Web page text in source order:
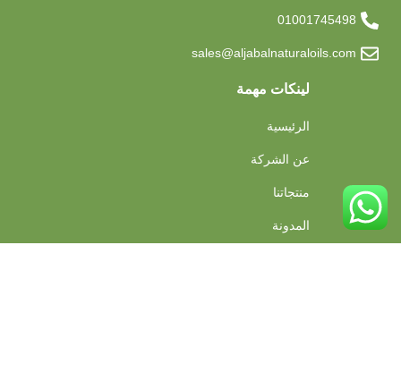
لينكات مهمة
الرئيسية
عن الشركة
منتجاتنا
المدونة
01001745498
sales@aljabalnaturaloils.com